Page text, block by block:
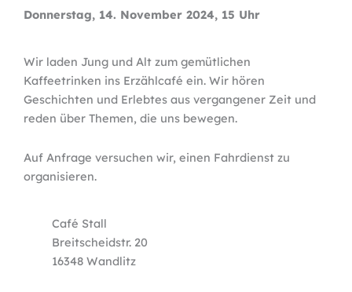
Donnerstag, 14. November 2024, 15 Uhr
Wir laden Jung und Alt zum gemütlichen
Kaffeetrinken ins Erzählcafé ein. Wir hören
Geschichten und Erlebtes aus vergangener Zeit und
reden über Themen, die uns bewegen.
Auf Anfrage versuchen wir, einen Fahrdienst zu
organisieren.
Café Stall
Breitscheidstr. 20
16348 Wandlitz